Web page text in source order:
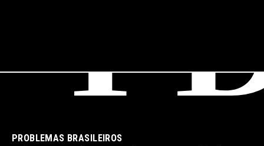
PROBLEMAS BRASILEIROS